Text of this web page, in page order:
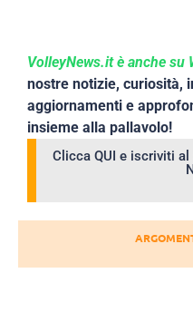
VolleyNews.it è anche su
nostre notizie, curiosità,
aggiornamenti e
insieme alla pallavolo!
Clicca QUI e iscriviti